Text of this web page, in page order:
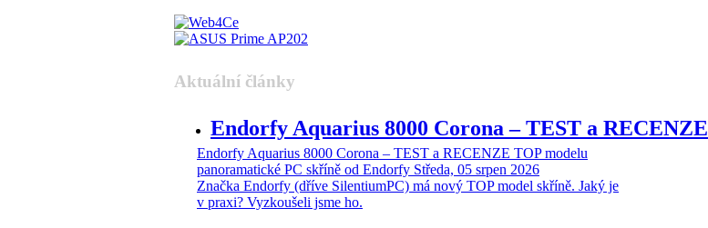
Aktuální články
Endorfy Aquarius 8000 Corona – TEST a RECENZE
Endorfy Aquarius 8000 Corona – TEST a RECENZE TOP modelu
panoramatické PC skříně od Endorfy Středa, 05 srpen 2026
Značka Endorfy (dříve SilentiumPC) má nový TOP model skříně. Jaký je
v praxi? Vyzkoušeli jsme ho.